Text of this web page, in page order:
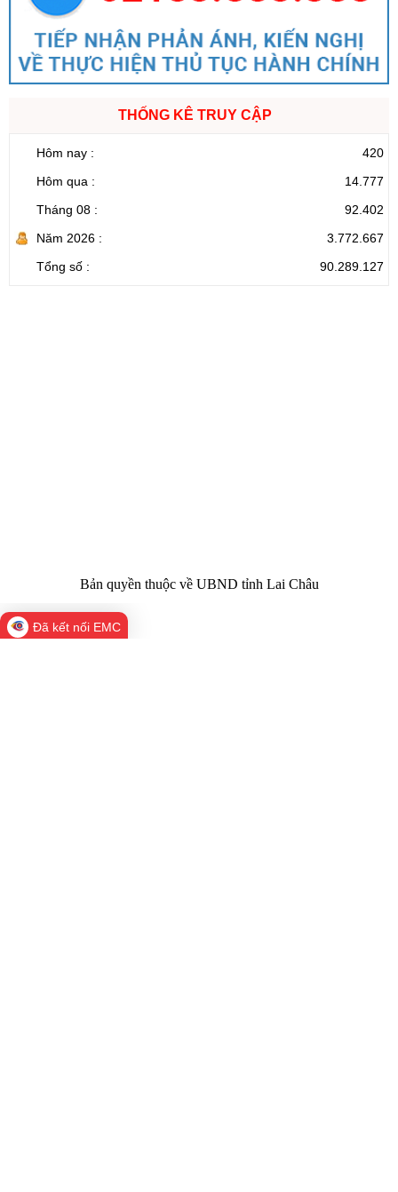
THỐNG KÊ TRUY CẬP
Hôm nay :
420
Hôm qua :
14.777
Tháng 08 :
92.402
Năm 2026 :
3.772.667
Tổng số :
90.289.127
Bản quyền thuộc về UBND tỉnh Lai Châu
Đã kết nối EMC